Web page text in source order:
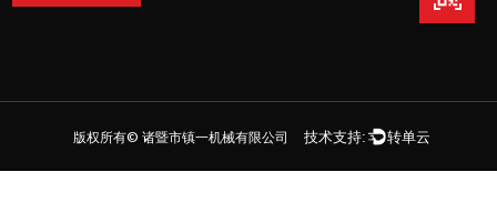
版权所有© 诸暨市镇一机械有限公司 技术支持: 转单云